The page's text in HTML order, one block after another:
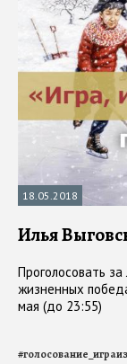
18.05.2018
Илья
Проголосовать
жизненных
мая (до 23:55)
#